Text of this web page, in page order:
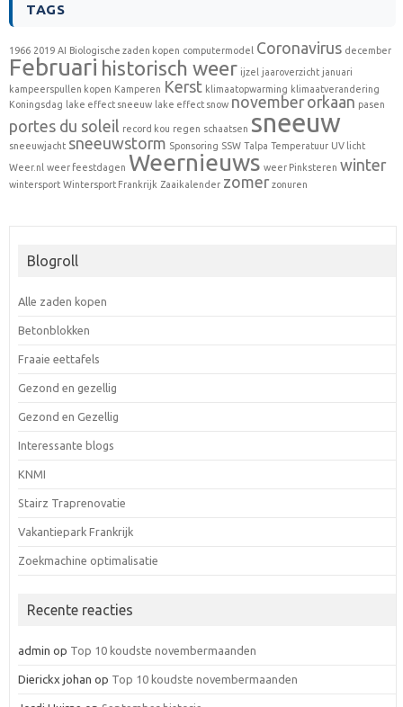
TAGS
1966 2019 AI Biologische zaden kopen computermodel Coronavirus december
Februari historisch weer ijzel jaaroverzicht januari
kampeerspullen kopen Kamperen Kerst klimaatopwarming klimaatverandering
Koningsdag lake effect sneeuw lake effect snow november orkaan pasen
portes du soleil record kou regen schaatsen sneeuw
sneeuwjacht sneeuwstorm Sponsoring SSW Talpa Temperatuur UV licht
Weer.nl weer feestdagen Weernieuws weer Pinksteren winter
wintersport Wintersport Frankrijk Zaaikalender zomer zonuren
Blogroll
Alle zaden kopen
Betonblokken
Fraaie eettafels
Gezond en gezellig
Gezond en Gezellig
Interessante blogs
KNMI
Stairz Traprenovatie
Vakantiepark Frankrijk
Zoekmachine optimalisatie
Recente reacties
admin op Top 10 koudste novembermaanden
Dierickx johan op Top 10 koudste novembermaanden